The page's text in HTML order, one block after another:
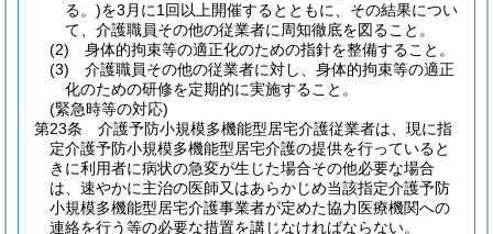
る。)を3月に1回以上開催するとともに、その結果につい
て、介護職員その他の従業者に周知徹底を図ること。
(2)
身体的拘束等の適正化のための指針を整備すること。
(3)
介護職員その他の従業者に対し、身体的拘束等の適正
化のための研修を定期的に実施すること。
(緊急時等の対応)
第23条
介護予防小規模多機能型居宅介護従業者は、現に指
定介護予防小規模多機能型居宅介護の提供を行っていると
きに利用者に病状の急変が生じた場合その他必要な場合
は、速やかに主治の医師又はあらかじめ当該指定介護予防
小規模多機能型居宅介護事業者が定めた協力医療機関への
連絡を行う等の必要な措置を講じなければならない。